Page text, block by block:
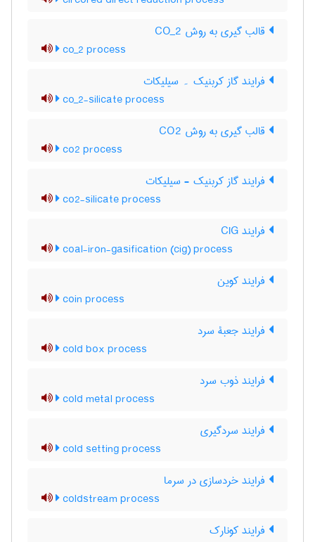
قالب گیری به روش CO_2
co_2 process
فرایند گاز کربنیک ۔ سیلیکات
co_2-silicate process
قالب گیری به روش CO2
co2 process
فرایند گاز کربنیک - سیلیکات
co2-silicate process
فرایند CIG
coal-iron-gasification (cig) process
فرایند کوین
coin process
فرایند جعبۀ سرد
cold box process
فرایند ذوب سرد
cold metal process
فرایند سردگیری
cold setting process
فرایند خردسازی در سرما
coldstream process
فرایند کونارک